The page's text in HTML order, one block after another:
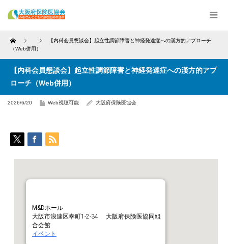
Home
【内科会員懇談会】起立性調節障害と神経発達症への漢方的アプローチ
（Web併用）
【内科会員懇談会】起立性調節障害と神経発達症への漢方的アプ
ローチ（Web併用）
2026/6/20 Web視聴可能 大阪府保険医協会
M&Dホール
大阪市浪速区幸町1-2-34 大阪府保険医協同組
合会館
イベント